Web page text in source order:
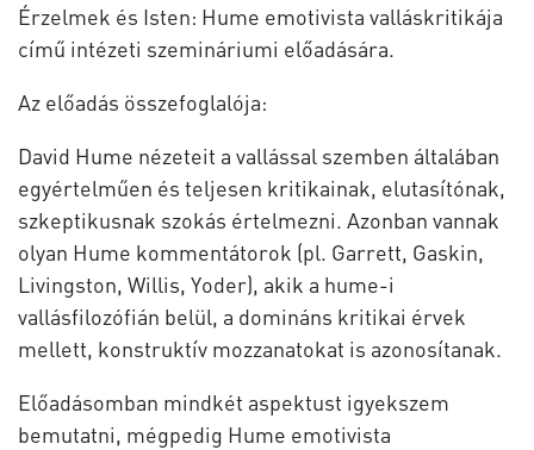
Érzelmek és Isten: Hume emotivista valláskritikája
című intézeti szemináriumi előadására.
Az előadás összefoglalója:
David Hume nézeteit a vallással szemben általában
egyértelműen és teljesen kritikainak, elutasítónak,
szkeptikusnak szokás értelmezni. Azonban vannak
olyan Hume kommentátorok (pl. Garrett, Gaskin,
Livingston, Willis, Yoder), akik a hume-i
vallásfilozófián belül, a domináns kritikai érvek
mellett, konstruktív mozzanatokat is azonosítanak.
Előadásomban mindkét aspektust igyekszem
bemutatni, mégpedig Hume emotivista